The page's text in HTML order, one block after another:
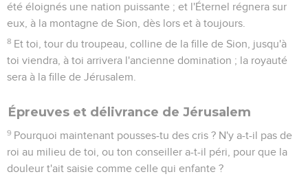
été éloignés une nation puissante ; et l'Éternel régnera sur
eux, à la montagne de Sion, dès lors et à toujours.
8 Et toi, tour du troupeau, colline de la fille de Sion, jusqu'à
toi viendra, à toi arrivera l'ancienne domination ; la royauté
sera à la fille de Jérusalem.
Épreuves et délivrance de Jérusalem
9 Pourquoi maintenant pousses-tu des cris ? N'y a-t-il pas de
roi au milieu de toi, ou ton conseiller a-t-il péri, pour que la
douleur t'ait saisie comme celle qui enfante ?